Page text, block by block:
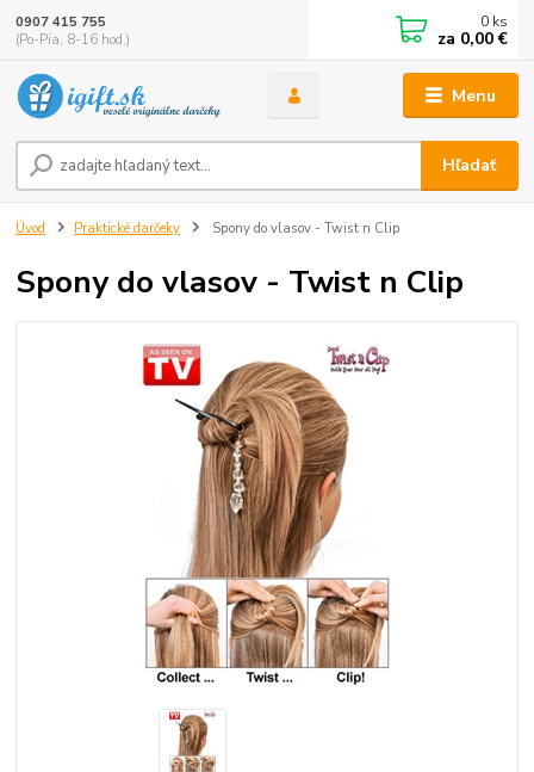
Menu
Hľadať
0907 415 755
(Po-Pia, 8-16 hod.)
0 ks
za 0,00 €
Úvod Praktické darčeky Spony do vlasov - Twist n Clip
Spony do vlasov - Twist n Clip